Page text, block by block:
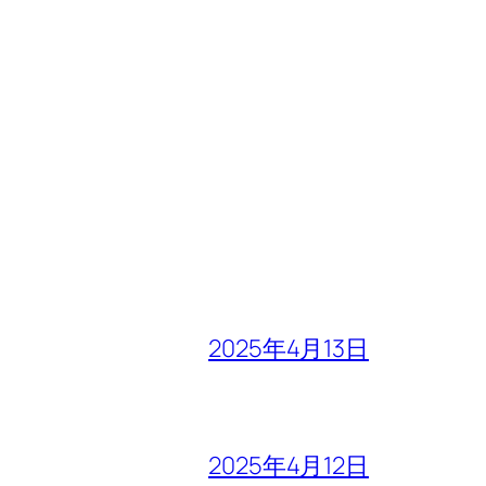
2025年4月13日
2025年4月12日